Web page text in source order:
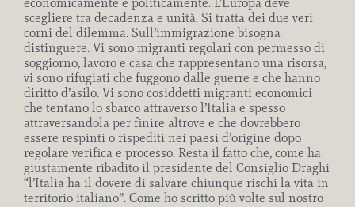
scegliere tra decadenza e unità. Si tratta dei due veri
corni del dilemma. Sull’immigrazione bisogna
distinguere. Vi sono migranti regolari con permesso di
soggiorno, lavoro e casa che rappresentano una risorsa,
vi sono rifugiati che fuggono dalle guerre e che hanno
diritto d’asilo. Vi sono cosiddetti migranti economici
che tentano lo sbarco attraverso l’Italia e spesso
attraversandola per finire altrove e che dovrebbero
essere respinti o rispediti nei paesi d’origine dopo
regolare verifica e processo. Resta il fatto che, come ha
giustamente ribadito il presidente del Consiglio Draghi
“l’Italia ha il dovere di salvare chiunque rischi la vita in
territorio italiano”. Come ho scritto più volte sul nostro